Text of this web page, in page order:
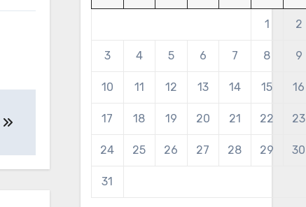
1 2
3 4 5 6 7 8 9
10 11 12 13 14 15 16
17 18 19 20 21 22 23
24 25 26 27 28 29 30
31